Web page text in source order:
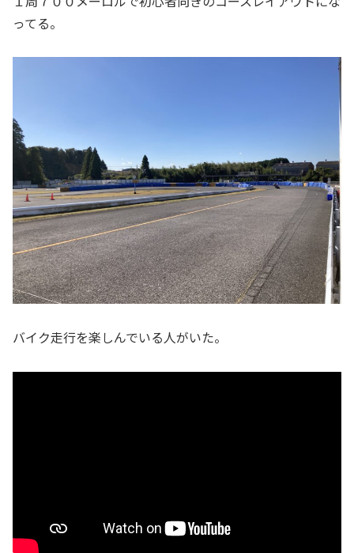
ってる。
バイク走行を楽しんでいる人がいた。